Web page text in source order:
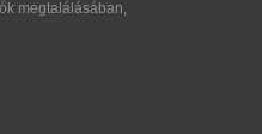
megtalálásában,